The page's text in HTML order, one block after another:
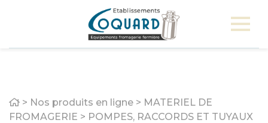
Home
> Nos produits en ligne > MATERIEL DE
FROMAGERIE > POMPES, RACCORDS ET TUYAUX